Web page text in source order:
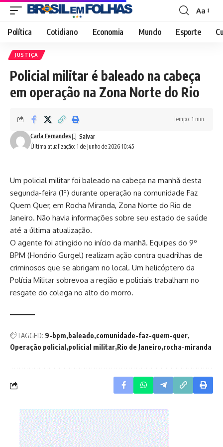
Font
Resizer
Aa
Política Cotidiano Economia Mundo Esporte
JUSTIÇA
Policial militar é baleado na cabeça
em operação na Zona Norte do Rio
Última atualização: 1 de junho de 2026 10:45
Carla Fernandes
Tempo: 1 min.
Um policial militar foi baleado na cabeça na manhã desta
segunda-feira (1º) durante operação na comunidade Faz
Quem Quer, em Rocha Miranda, Zona Norte do Rio de
Janeiro. Não havia informações sobre seu estado de saúde
até a última atualização.
O agente foi atingido no início da manhã. Equipes do 9º
BPM (Honório Gurgel) realizam ação contra quadrilhas de
criminosos que se abrigam no local. Um helicóptero da
Polícia Militar sobrevoa a região e policiais trabalham no
resgate do colega no alto do morro.
TAGGED: 9-bpm baleado comunidade-faz-quem-quer
Operação policial policial militar Rio de Janeiro rocha-miranda